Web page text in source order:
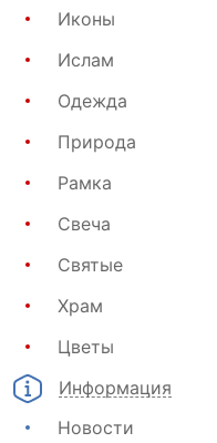
Иконы
Ислам
Одежда
Природа
Рамка
Свеча
Святые
Храм
Цветы
Информация
Новости